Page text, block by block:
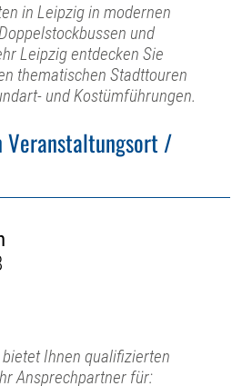
in Leipzig in modernen
und
Leipzig entdecken Sie
thematischen Stadttouren
und Kostümführungen.
Veranstaltungsort /
Ihnen qualifizierten
Ansprechpartner für: